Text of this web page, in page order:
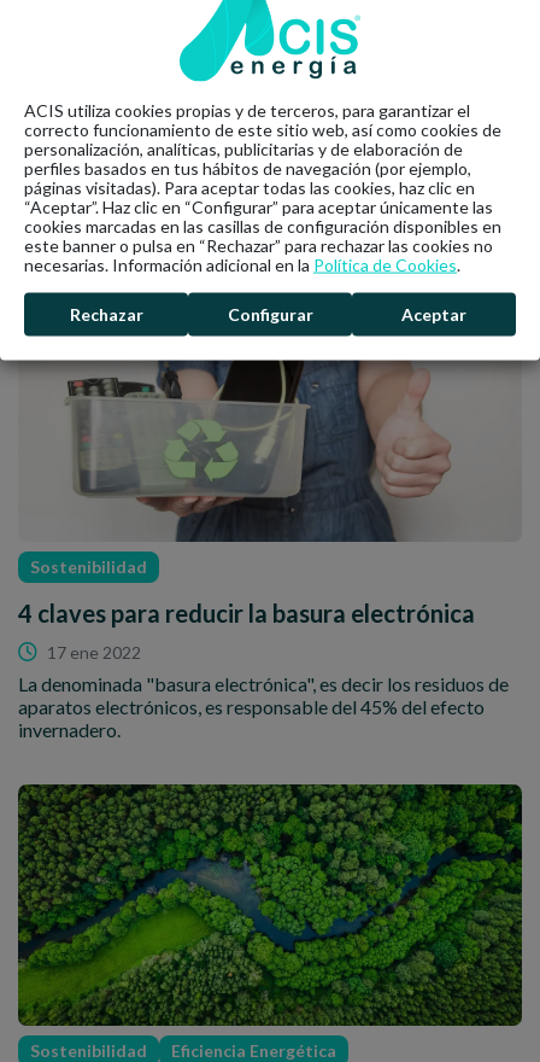
Tenemos tantas ofertas que puedes haberte sentido
abrumado. ¡Lo sabemos! Pero tranquilo, aquí tenemos la
solución. Solo tienes que ponerte en contacto con nosotros y
nos encargaremos de ayudarte en todo lo que quieras. TO-
DO. Escríbenosaquío llámanos al900 831 169.
¡Totalmente gratis!
Últimas noticias
Sostenibilidad
4 claves para reducir la basura electrónica
17 ene 2022
La denominada "basura electrónica", es decir los residuos de
aparatos electrónicos, es responsable del 45% del efecto
invernadero.
Sostenibilidad Eficiencia Energética
ACIS utiliza cookies propias y de terceros, para garantizar el
correcto funcionamiento de este sitio web, así como cookies de
personalización, analíticas, publicitarias y de elaboración de
perfiles basados en tus hábitos de navegación (por ejemplo,
páginas visitadas). Para aceptar todas las cookies, haz clic en
“Aceptar”. Haz clic en “Configurar” para aceptar únicamente las
cookies marcadas en las casillas de configuración disponibles en
este banner o pulsa en “Rechazar” para rechazar las cookies no
necesarias. Información adicional en la Política de Cookies.
Rechazar Configurar Aceptar